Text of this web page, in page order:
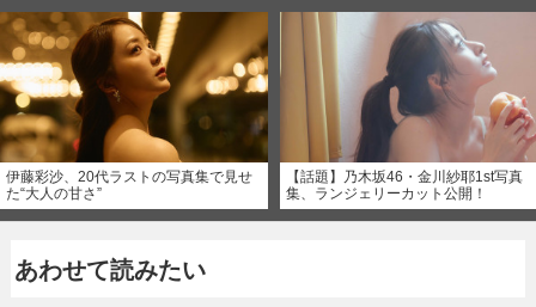
伊藤彩沙、20代ラストの写真集で見せ
た“大人の甘さ”
【話題】乃木坂46・金川紗耶1st写真
集、ランジェリーカット公開！
あわせて読みたい